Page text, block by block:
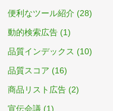
便利なツール紹介 (28)
動的検索広告 (1)
品質インデックス (10)
品質スコア (16)
商品リスト広告 (2)
宣伝会議 (1)